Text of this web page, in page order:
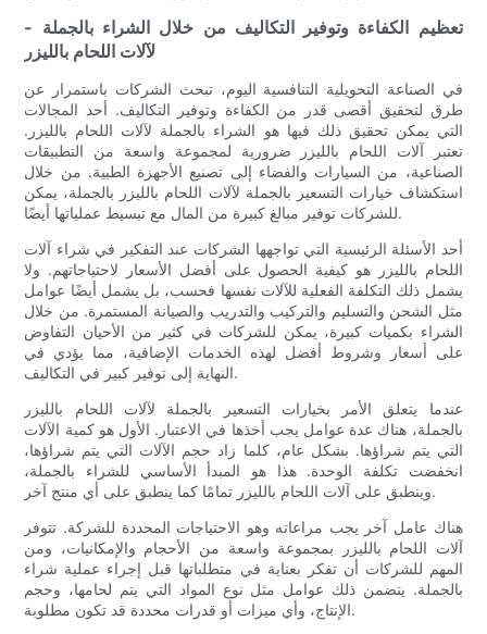
- تعظيم الكفاءة وتوفير التكاليف من خلال الشراء بالجملة
لآلات اللحام بالليزر
في الصناعة التحويلية التنافسية اليوم، تبحث الشركات باستمرار عن
طرق لتحقيق أقصى قدر من الكفاءة وتوفير التكاليف. أحد المجالات
التي يمكن تحقيق ذلك فيها هو الشراء بالجملة لآلات اللحام بالليزر.
تعتبر آلات اللحام بالليزر ضرورية لمجموعة واسعة من التطبيقات
الصناعية، من السيارات والفضاء إلى تصنيع الأجهزة الطبية. من خلال
استكشاف خيارات التسعير بالجملة لآلات اللحام بالليزر بالجملة، يمكن
للشركات توفير مبالغ كبيرة من المال مع تبسيط عملياتها أيضًا.
أحد الأسئلة الرئيسية التي تواجهها الشركات عند التفكير في شراء آلات
اللحام بالليزر هو كيفية الحصول على أفضل الأسعار لاحتياجاتهم. ولا
يشمل ذلك التكلفة الفعلية للآلات نفسها فحسب، بل يشمل أيضًا عوامل
مثل الشحن والتسليم والتركيب والتدريب والصيانة المستمرة. من خلال
الشراء بكميات كبيرة، يمكن للشركات في كثير من الأحيان التفاوض
على أسعار وشروط أفضل لهذه الخدمات الإضافية، مما يؤدي في
النهاية إلى توفير كبير في التكاليف.
عندما يتعلق الأمر بخيارات التسعير بالجملة لآلات اللحام بالليزر
بالجملة، هناك عدة عوامل يجب أخذها في الاعتبار. الأول هو كمية الآلات
التي يتم شراؤها. بشكل عام، كلما زاد حجم الآلات التي يتم شراؤها،
انخفضت تكلفة الوحدة. هذا هو المبدأ الأساسي للشراء بالجملة،
وينطبق على آلات اللحام بالليزر تمامًا كما ينطبق على أي منتج آخر.
هناك عامل آخر يجب مراعاته وهو الاحتياجات المحددة للشركة. تتوفر
آلات اللحام بالليزر بمجموعة واسعة من الأحجام والإمكانيات، ومن
المهم للشركات أن تفكر بعناية في متطلباتها قبل إجراء عملية شراء
بالجملة. يتضمن ذلك عوامل مثل نوع المواد التي يتم لحامها، وحجم
الإنتاج، وأي ميزات أو قدرات محددة قد تكون مطلوبة.